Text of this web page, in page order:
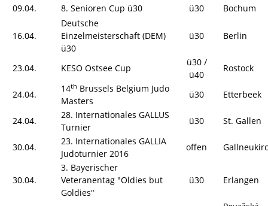
09.04.
8. Senioren Cup ü30 ü30 Bochum
16.04.
Deutsche
Einzelmeisterschaft (DEM)
ü30
ü30 Berlin
23.04. KESO Ostsee Cup
ü30 /
ü40
Rostock
24.04.
14th Brussels Belgium Judo
Masters
ü30 Etterbeek
24.04.
28. Internationales GALLUS
Turnier
ü30 St. Gallen
30.04.
23. Internationales GALLIA
Judoturnier 2016
offen
30.04.
3. Bayerischer
Veteranentag "Oldies but
Goldies"
ü30 Erlangen